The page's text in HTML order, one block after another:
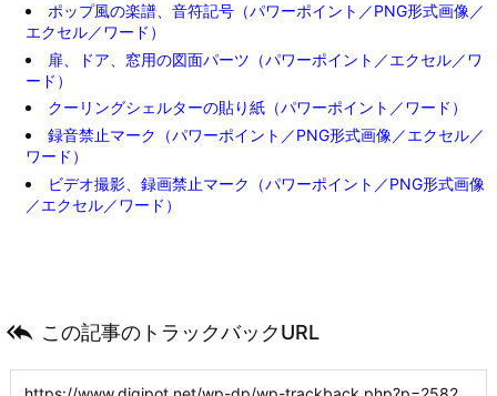
ポップ風の楽譜、音符記号（パワーポイント／PNG形式画像／
エクセル／ワード）
扉、ドア、窓用の図面パーツ（パワーポイント／エクセル／ワ
ード）
クーリングシェルターの貼り紙（パワーポイント／ワード）
録音禁止マーク（パワーポイント／PNG形式画像／エクセル／
ワード）
ビデオ撮影、録画禁止マーク（パワーポイント／PNG形式画像
／エクセル／ワード）
 この記事のトラックバックURL